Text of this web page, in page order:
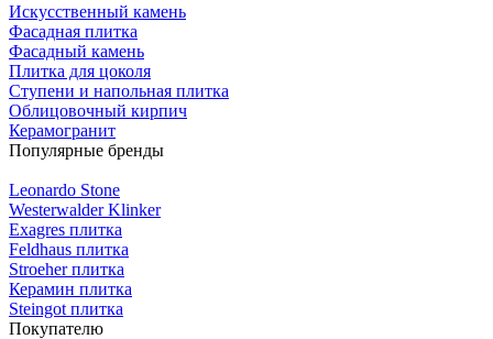
Искусственный камень
Фасадная плитка
Фасадный камень
Плитка для цоколя
Ступени и напольная плитка
Облицовочный кирпич
Керамогранит
Популярные бренды
Leonardo Stone
Westerwalder Klinker
Exagres плитка
Feldhaus плитка
Stroeher плитка
Керамин плитка
Steingot плитка
Покупателю